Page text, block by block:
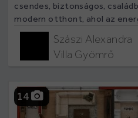
csendes, biztonságos,
modern otthont, ahol az
Szászi Alexandra
Villa Gyömrő
14